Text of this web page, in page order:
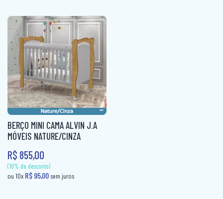
COLCHÃO SOLTEIRÃO
COLCHÃO SOLTEIRÃO MOLAS
COLCHÃO SOLTEIRO
COLCHÃO SOLTEIRO MOLAS
COLCHÃO VIUVA
CÔMODA
MESA DE CABECEIRA
PAINEL BOX
ROUPEIRO CASAL
BERÇO MINI CAMA ALVIN J.A
MÓVEIS NATURE/CINZA
R$ 855,00